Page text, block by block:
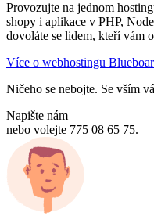
Provozujte na jednom
shopy i aplikace v PHP,
dovoláte se lidem, kteří vám
Více o webhostingu
Ničeho se nebojte. Se vším
Napište nám
nebo volejte 775 08 65 75.